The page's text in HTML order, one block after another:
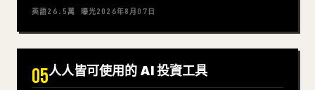
英語26.5萬 曝光2026年8月07日
05人人皆可使用的 AI 投資工具